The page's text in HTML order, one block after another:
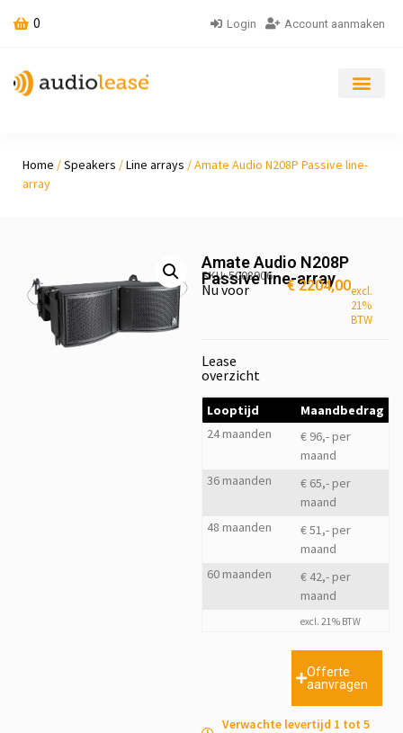
0 Login Account aanmaken
Home /Speakers /Line arrays / Amate Audio N208P Passive line-
array
Amate Audio N208P
Passive line-array
SKU: 5008906
Nu voor €2204,00excl.
21%
BTW
Lease
overzicht
Looptijd
Maandbedrag
24 maanden
€ 96,- per
maand
36 maanden
€ 65,- per
maand
48 maanden
€ 51,- per
maand
60 maanden
€ 42,- per
maand
excl. 21% BTW
Offerte
aanvragen
Verwachte levertijd 1 tot 5